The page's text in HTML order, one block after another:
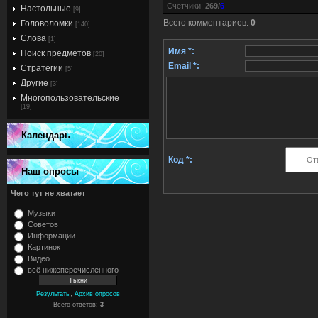
Настольные [9]
Головоломки [140]
Слова [1]
Поиск предметов [20]
Стратегии [5]
Другие [3]
Многопользовательские
[19]
Календарь
Наш опросы
Чего тут не хватает
Музыки
Советов
Информации
Картинок
Видео
всё нижеперечисленного
Результаты Архив опросов
Всего ответов: 3
Счетчики: 269/6
Всего комментариев: 0
Имя *:
Email *:
Код *: